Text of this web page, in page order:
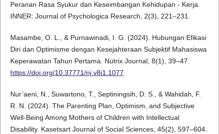
Peranan Rasa Syukur dan Keseimbangan Kehidupan - Kerja.
INNER: Journal of Psychologica Research, 2(3), 221–231.
Masambe, O. L., & Purnawinadi, I. G. (2024). Hubungan Efikasi
Diri dan Optimisme dengan Kesejahteraan Subjektif Mahasiswa
Keperawatan Tahun Pertama. Nutrix Journal, 8(1), 39–47.
https://doi.org/10.37771/nj.v8i1.1077
Nur’aeni, N., Suwartono, T., Septiningsih, D. S., & Wahidah, F.
R. N. (2024). The Parenting Plan, Optimism, and Subjective
Well-Being Among Mothers of Children with Intellectual
Disability. Kasetsart Journal of Social Sciences, 45(2), 597–604.